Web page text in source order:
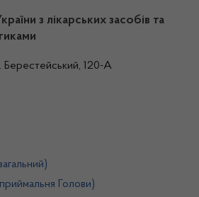
з лікарських засобів та
Берестейський, 120-А
Голови)